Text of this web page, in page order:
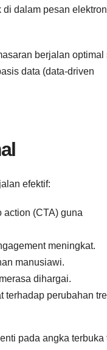
dalam pesan
berjalan optimal
data (data-driven
efektif:
action (CTA) guna
meningkat.
manusiawi.
dihargai.
terhadap perubahan
pada angka terbuka